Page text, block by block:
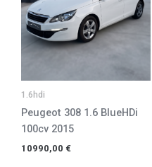
1.6hdi
Peugeot 308 1.6 BlueHDi
100cv 2015
10990,00 €